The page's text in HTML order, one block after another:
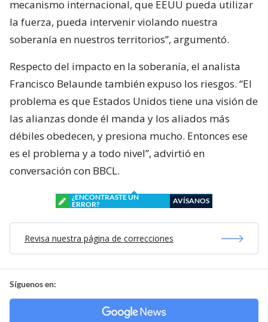
mecanismo internacional, que EEUU pueda utilizar
la fuerza, pueda intervenir violando nuestra
soberanía en nuestros territorios”, argumentó.
Respecto del impacto en la soberanía, el analista
Francisco Belaunde también expuso los riesgos. “El
problema es que Estados Unidos tiene una visión de
las alianzas donde él manda y los aliados más
débiles obedecen, y presiona mucho. Entonces ese
es el problema y a todo nivel”, advirtió en
conversación con BBCL.
¿ENCONTRASTE UN
ERROR?
AVÍSANOS
Revisa nuestra página de correcciones
Síguenos en: